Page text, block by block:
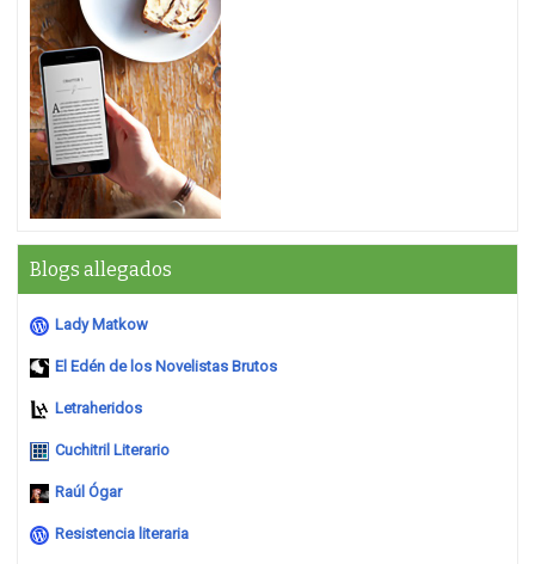
Blogs allegados
Lady Matkow
El Edén de los Novelistas Brutos
Letraheridos
Cuchitril Literario
Raúl Ógar
Resistencia literaria